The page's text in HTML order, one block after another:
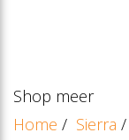
Shop meer
Home / Sierra /